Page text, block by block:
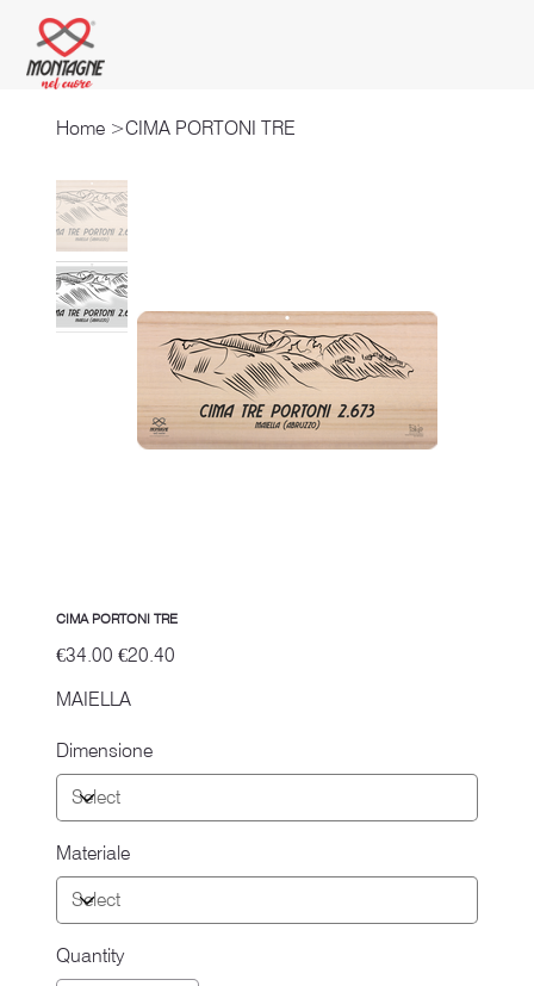
Home >CIMA PORTONI TRE
CIMA PORTONI TRE
Original
price
€34.00
Sale
price
€20.40
MAIELLA
Dimensione
Materiale
Quantity